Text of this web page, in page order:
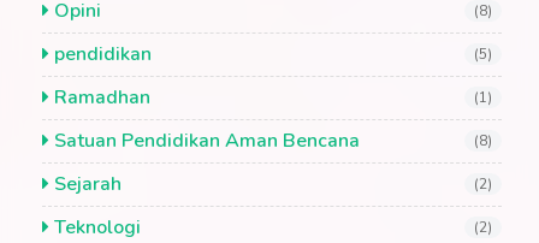
Opini (8)
pendidikan (5)
Ramadhan (1)
Satuan Pendidikan Aman Bencana (8)
Sejarah (2)
Teknologi (2)